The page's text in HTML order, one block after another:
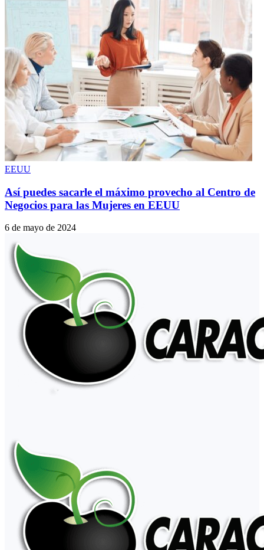
EEUU
Así puedes sacarle el máximo provecho al Centro de
Negocios para las Mujeres en EEUU
6 de mayo de 2024